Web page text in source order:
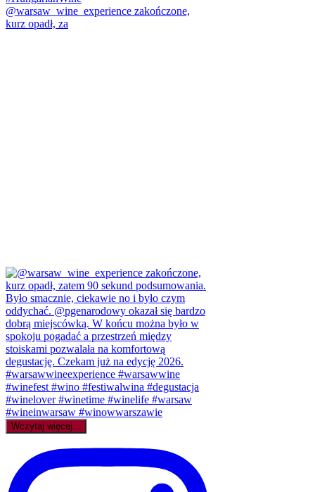
@warsaw_wine_experience zakończone,
kurz opadł, za
Wczytaj więcej...